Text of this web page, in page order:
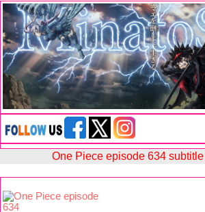
One Piece episode 634